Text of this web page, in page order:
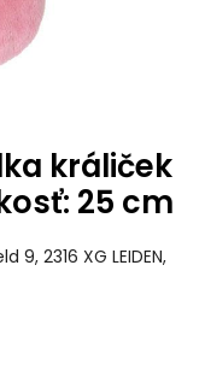
králiček
25 cm
9, 2316 XG LEIDEN,